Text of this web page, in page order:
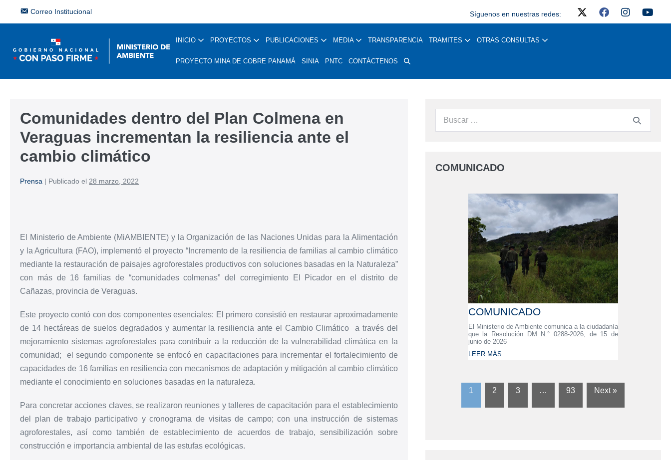
Correo Institucional Síguenos en nuestras redes:
INICIO PROYECTOS PUBLICACIONES MEDIA TRANSPARENCIA TRAMITES OTRAS CONSULTAS
PROYECTO MINA DE COBRE PANAMÁ SINIA PNTC CONTÁCTENOS
Comunidades dentro del Plan Colmena en
Veraguas incrementan la resiliencia ante el
cambio climático
Prensa | Publicado el 28 marzo, 2022
El Ministerio de Ambiente (MiAMBIENTE) y la Organización de las Naciones Unidas para la Alimentación
y la Agricultura (FAO), implementó el proyecto “Incremento de la resiliencia de familias al cambio climático
mediante la restauración de paisajes agroforestales productivos con soluciones basadas en la Naturaleza”
con más de 16 familias de “comunidades colmenas” del corregimiento El Picador en el distrito de
Cañazas, provincia de Veraguas.
Este proyecto contó con dos componentes esenciales: El primero consistió en restaurar aproximadamente
de 14 hectáreas de suelos degradados y aumentar la resiliencia ante el Cambio Climático a través del
mejoramiento sistemas agroforestales para contribuir a la reducción de la vulnerabilidad climática en la
comunidad; el segundo componente se enfocó en capacitaciones para incrementar el fortalecimiento de
capacidades de 16 familias en resiliencia con mecanismos de adaptación y mitigación al cambio climático
mediante el conocimiento en soluciones basadas en la naturaleza.
Para concretar acciones claves, se realizaron reuniones y talleres de capacitación para el establecimiento
del plan de trabajo participativo y cronograma de visitas de campo; con una instrucción de sistemas
agroforestales, así como también de establecimiento de acuerdos de trabajo, sensibilización sobre
construcción e importancia ambiental de las estufas ecológicas.
COMUNICADO
COMUNICADO
El Ministerio de Ambiente comunica a la ciudadanía
que la Resolución DM N.° 0288-2026, de 15 de
junio de 2026
LEER MÁS
1 2 3 … 93 Next »